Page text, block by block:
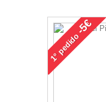
1°
pedido
-5€